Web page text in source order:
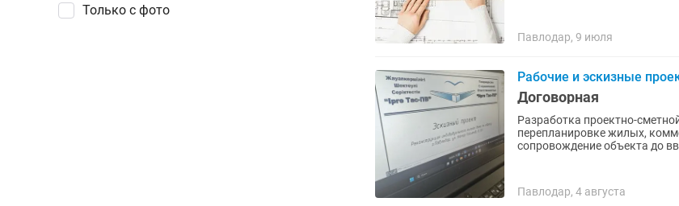
Только с фото
Павлодар, 9 июля
Рабочие и эскизные
Договорная
Разработка проектно-
перепланировке жилых,
сопровождение объекта до
Павлодар, 4 августа